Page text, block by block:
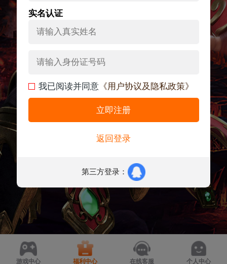
游戏中心 福利中心 在线客服 个人中心
实名认证
我已阅读并同意《用户协议及隐私政策》
立即注册
返回登录
第三方登录：